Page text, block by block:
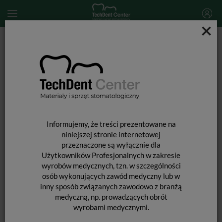
×
Informujemy, że treści prezentowane na
niniejszej stronie internetowej
przeznaczone są wyłącznie dla
Użytkowników Profesjonalnych w zakresie
wyrobów medycznych, tzn. w szczególności
osób wykonujących zawód medyczny lub w
inny sposób związanych zawodowo z branżą
medyczną, np. prowadzących obrót
wyrobami medycznymi.